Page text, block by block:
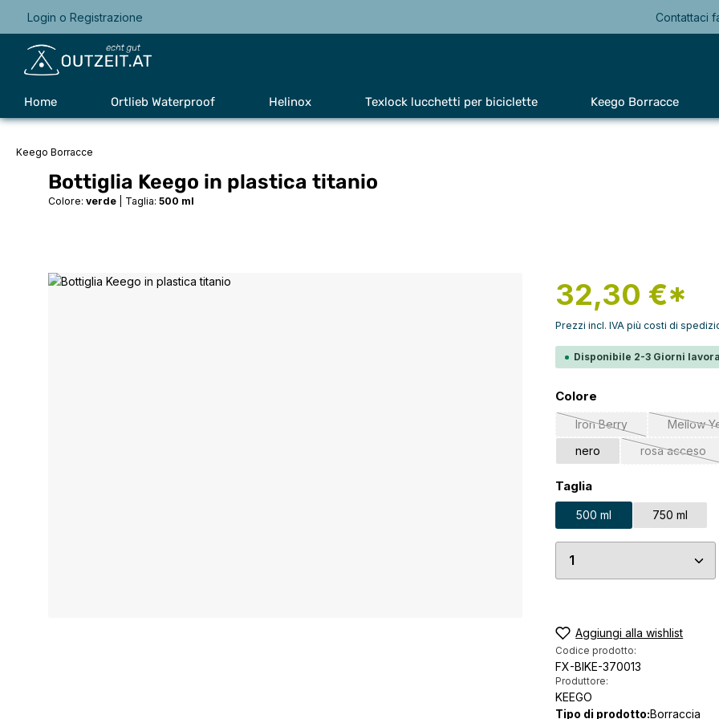
Passa alla navigazione principale
Login o Registrazione Contattaci
Home Ortlieb Waterproof Helinox Texlock lucchetti per biciclette Keego Borracce
Keego Borracce
Bottiglia Keego in plastica titanio
Colore: verde Taglia: 500 ml
Salta la galleria di immagini 32,30 €*
Prezzi incl. IVA più costi di
Disponibile 2-3 Giorni
Seleziona
Colore
Iron Berry
(Questa opzione non è
Mellow
nero rosa acceso
(Questa
Seleziona
Taglia
500 ml 750 ml
Quantità del
Aggiungi alla wishlist
Codice prodotto:
FX-BIKE-370013
Produttore:
KEEGO
Tipo di prodotto:Borraccia